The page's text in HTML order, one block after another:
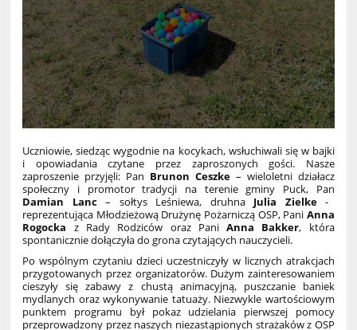
Uczniowie, siedząc wygodnie na kocykach, wsłuchiwali się w bajki
i opowiadania czytane przez zaproszonych gości. Nasze
zaproszenie przyjęli: Pan Brunon Ceszke– wieloletni działacz
społeczny i promotor tradycji na terenie gminy Puck, Pan
Damian Lanc– sołtys Leśniewa, druhna Julia Zielke-
reprezentująca Młodzieżową Drużynę Pożarniczą OSP, Pani Anna
Rogocka z Rady Rodziców oraz PaniAnna Bakker, która
spontanicznie dołączyła do grona czytających nauczycieli.
Po wspólnym czytaniu dzieci uczestniczyły w licznych atrakcjach
przygotowanych przez organizatorów. Dużym zainteresowaniem
cieszyły się zabawy z chustą animacyjną, puszczanie baniek
mydlanych oraz wykonywanie tatuaży. Niezwykle wartościowym
punktem programu był pokaz udzielania pierwszej pomocy
przeprowadzony przez naszych niezastąpionych strażaków z OSP